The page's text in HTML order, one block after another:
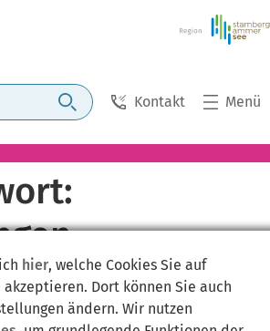
Kontakt Menü
hier, welche Cookies Sie auf
Dort können Sie auch
ändern. Wir nutzen